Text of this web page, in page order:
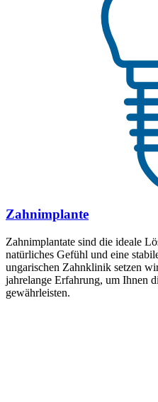
Zahnimplante
Zahnimplantate sind die ideale
natürliches Gefühl und eine
ungarischen Zahnklinik setzen
jahrelange Erfahrung, um Ihnen
gewährleisten.